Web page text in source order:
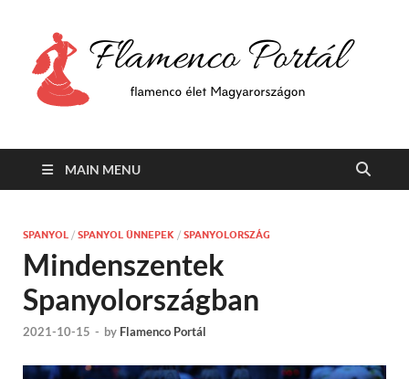
MAIN MENU
SPANYOL / SPANYOL ÜNNEPEK / SPANYOLORSZÁG
Mindenszentek
Spanyolországban
2021-10-15 - by Flamenco Portál